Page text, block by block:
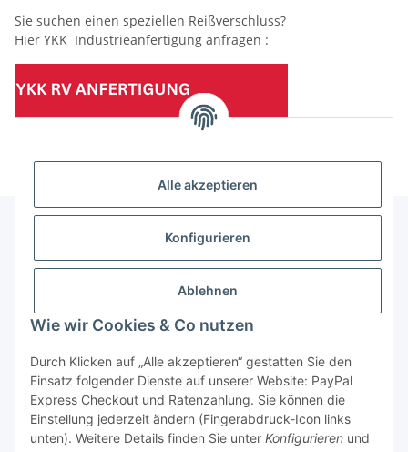
Alle akzeptieren
Konfigurieren
Ablehnen
Wie wir Cookies & Co nutzen
Durch Klicken auf „Alle akzeptieren“ gestatten Sie den
Einsatz folgender Dienste auf unserer Website: PayPal
Express Checkout und Ratenzahlung. Sie können die
Einstellung jederzeit ändern (Fingerabdruck-Icon links
unten). Weitere Details finden Sie unter Konfigurieren und
Sie suchen einen speziellen Reißverschluss?
Hier YKK Industrieanfertigung anfragen :
(Mindesttabnahmemenge 10 Stück je Länge und Farbe)
Informationen
Gesetzliche Informationen
Vertrag widerrufen